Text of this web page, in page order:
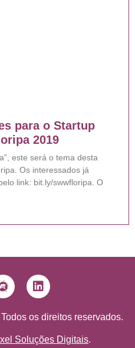
para o Startup
2019
este será o tema desta
Os interessados já
link: bit.ly/swwfloripa. O
os direitos reservados.
Soluções Digitais.